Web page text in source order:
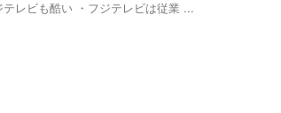
テレビも酷い ・フジテレビは従業 ...